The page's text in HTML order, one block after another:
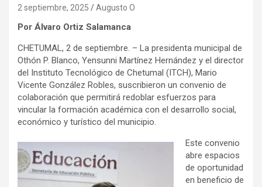
2 septiembre, 2025 Augusto O
Por Álvaro Ortiz Salamanca
CHETUMAL, 2 de septiembre. – La presidenta municipal de
Othón P. Blanco, Yensunni Martínez Hernández y el director
del Instituto Tecnológico de Chetumal (ITCH), Mario
Vicente González Robles, suscribieron un convenio de
colaboración que permitirá redoblar esfuerzos para
vincular la formación académica con el desarrollo social,
económico y turístico del municipio.
Este convenio
abre espacios
de oportunidad
en beneficio de